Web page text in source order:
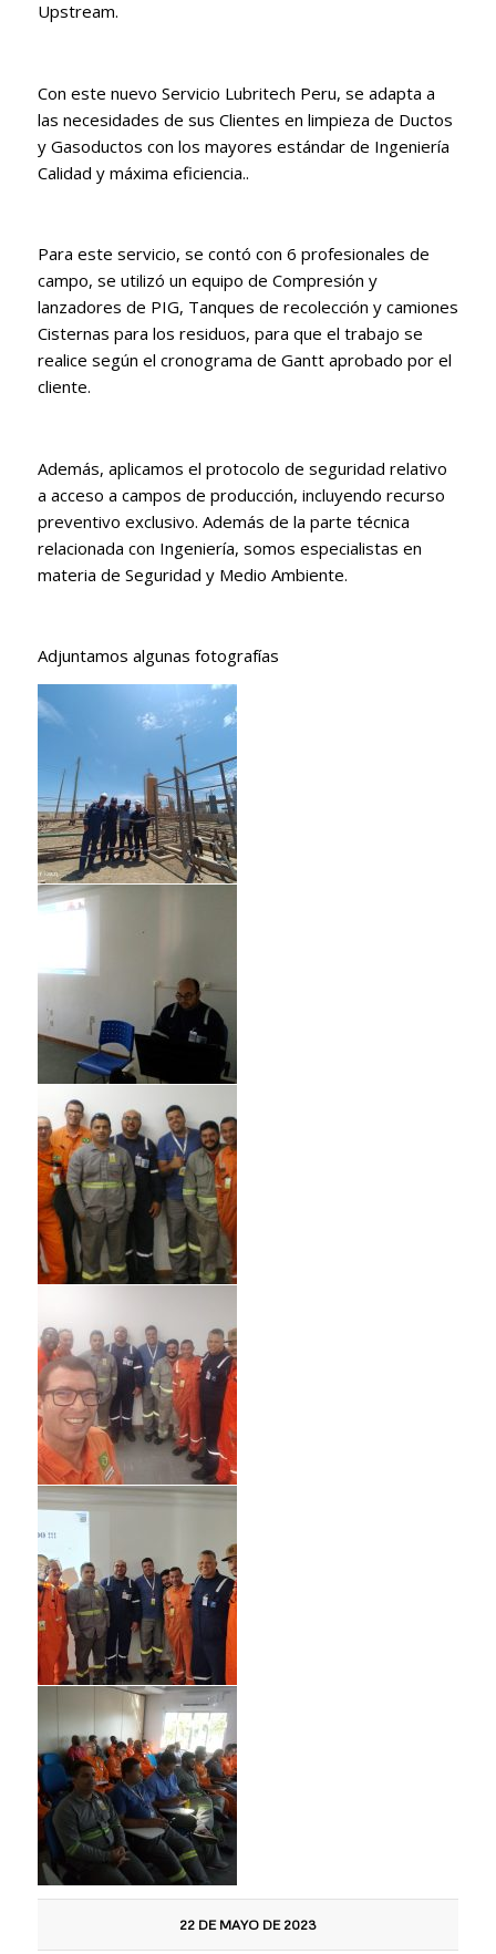
Upstream.
Con este nuevo Servicio Lubritech Peru, se adapta a
las necesidades de sus Clientes en limpieza de Ductos
y Gasoductos con los mayores estándar de Ingeniería
Calidad y máxima eficiencia..
Para este servicio, se contó con 6 profesionales de
campo, se utilizó un equipo de Compresión y
lanzadores de PIG, Tanques de recolección y camiones
Cisternas para los residuos, para que el trabajo se
realice según el cronograma de Gantt aprobado por el
cliente.
Además, aplicamos el protocolo de seguridad relativo
a acceso a campos de producción, incluyendo recurso
preventivo exclusivo. Además de la parte técnica
relacionada con Ingeniería, somos especialistas en
materia de Seguridad y Medio Ambiente.
Adjuntamos algunas fotografías
22 DE MAYO DE 2023